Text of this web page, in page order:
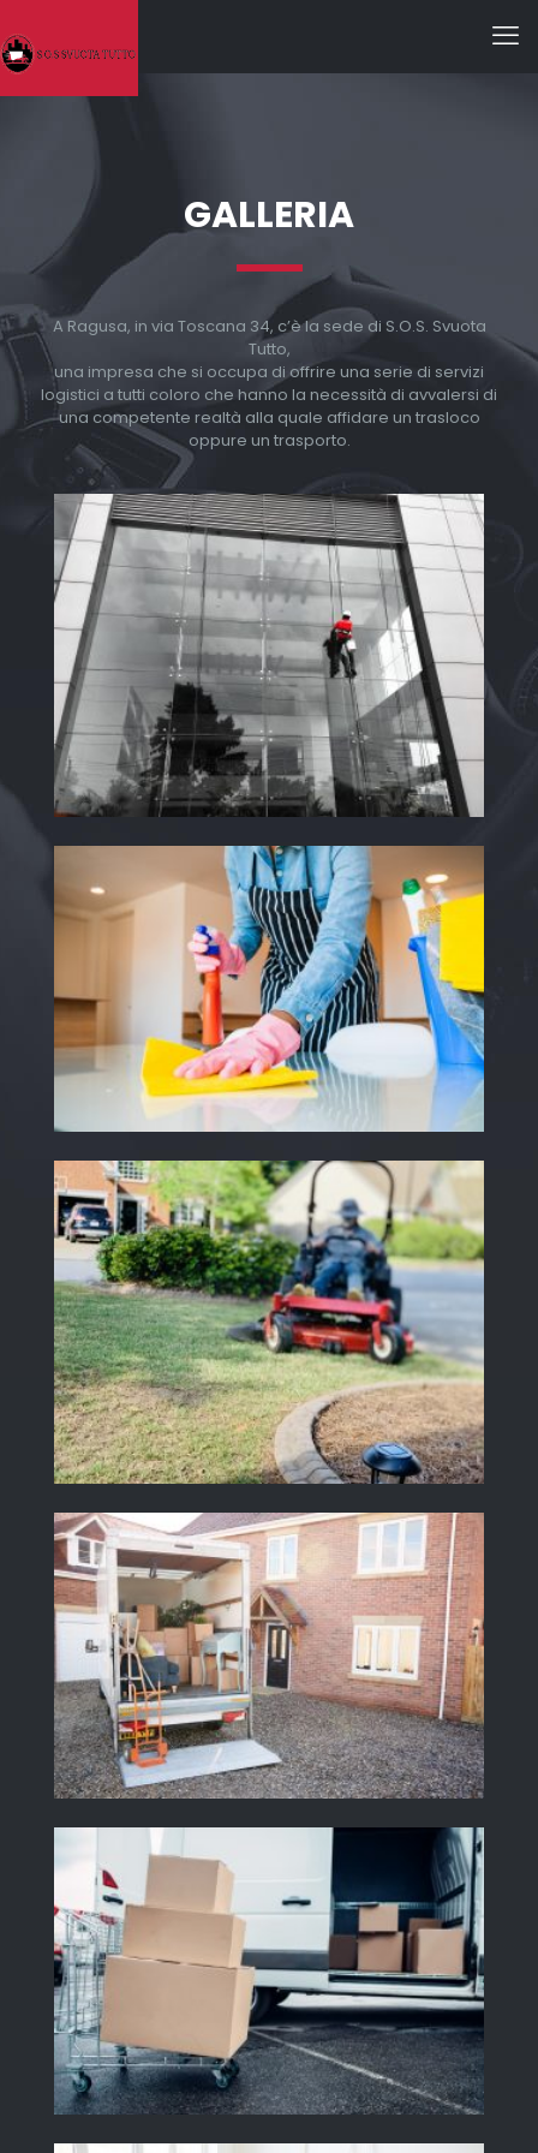
GALLERIA
A Ragusa, in via Toscana 34, c’è la sede di S.O.S. Svuota
Tutto,
una impresa che si occupa di offrire una serie di servizi
logistici a tutti coloro che hanno la necessità di avvalersi di
una competente realtà alla quale affidare un trasloco
oppure un trasporto.